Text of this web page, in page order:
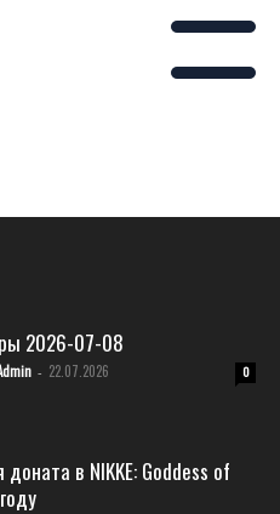
2026-07-08
- 22.07.2026 0
в NIKKE: Goddess of